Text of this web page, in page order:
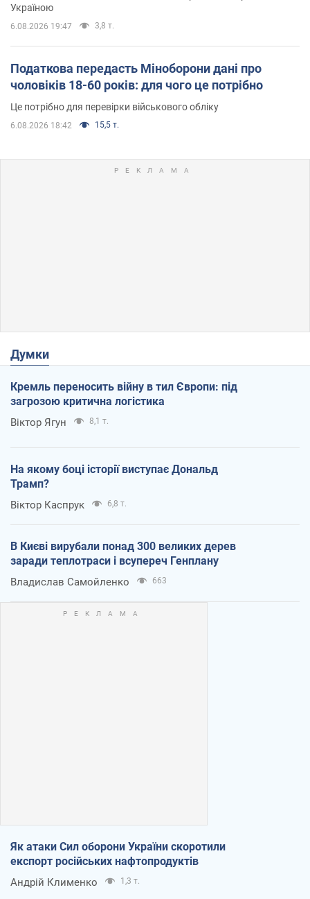
Україною
6.08.2026 19:47 3,8 т.
Податкова передасть Міноборони дані про
чоловіків 18-60 років: для чого це потрібно
Це потрібно для перевірки військового обліку
6.08.2026 18:42 15,5 т.
Думки
Кремль переносить війну в тил Європи: під
загрозою критична логістика
Віктор Ягун 8,1 т.
На якому боці історії виступає Дональд
Трамп?
Віктор Каспрук 6,8 т.
В Києві вирубали понад 300 великих дерев
заради теплотраси і всупереч Генплану
Владислав Самойленко 663
Як атаки Сил оборони України скоротили
експорт російських нафтопродуктів
Андрій Клименко 1,3 т.